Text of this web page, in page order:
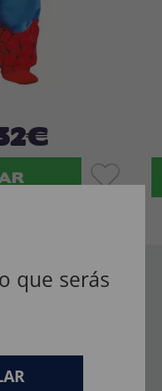
que serás